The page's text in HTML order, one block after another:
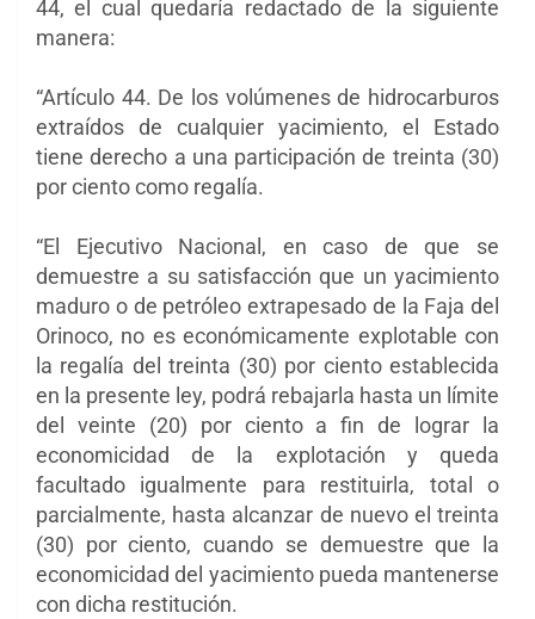
44, el cual quedaría redactado de la siguiente
manera:
“Artículo 44. De los volúmenes de hidrocarburos
extraídos de cualquier yacimiento, el Estado
tiene derecho a una participación de treinta (30)
por ciento como regalía.
“El Ejecutivo Nacional, en caso de que se
demuestre a su satisfacción que un yacimiento
maduro o de petróleo extrapesado de la Faja del
Orinoco, no es económicamente explotable con
la regalía del treinta (30) por ciento establecida
en la presente ley, podrá rebajarla hasta un límite
del veinte (20) por ciento a fin de lograr la
economicidad de la explotación y queda
facultado igualmente para restituirla, total o
parcialmente, hasta alcanzar de nuevo el treinta
(30) por ciento, cuando se demuestre que la
economicidad del yacimiento pueda mantenerse
con dicha restitución.